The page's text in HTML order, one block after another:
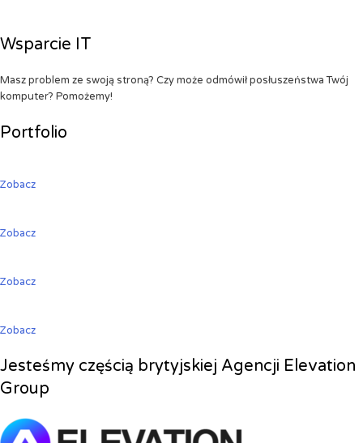
Wsparcie IT
Masz problem ze swoją stroną? Czy może odmówił posłuszeństwa Twój
komputer? Pomożemy!
Portfolio
Zobacz
Zobacz
Zobacz
Zobacz
Jesteśmy częścią brytyjskiej Agencji Elevation
Group